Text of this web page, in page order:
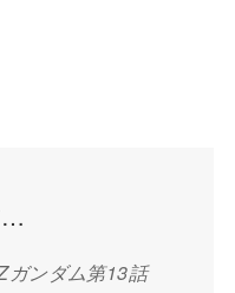
…
ガンダム第13話